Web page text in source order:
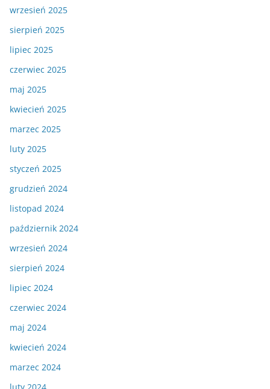
wrzesień 2025
sierpień 2025
lipiec 2025
czerwiec 2025
maj 2025
kwiecień 2025
marzec 2025
luty 2025
styczeń 2025
grudzień 2024
listopad 2024
październik 2024
wrzesień 2024
sierpień 2024
lipiec 2024
czerwiec 2024
maj 2024
kwiecień 2024
marzec 2024
luty 2024